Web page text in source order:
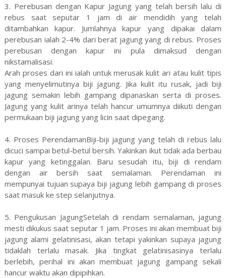
3. Perebusan dengan Kapur Jagung yang telah bersih lalu di
rebus saat seputar 1 jam di air mendidih yang telah
ditambahkan kapur. Jumlahnya kapur yang dipakai dalam
perebusan ialah 2-4% dari berat jagung yang di rebus. Proses
perebusan dengan kapur ini pula dimaksud dengan
nikstamalisasi.
Arah proses dari ini ialah untuk merusak kulit ari atau kulit tipis
yang menyelimutinya biji jagung. Jika kulit itu rusak, jadi biji
jagung semakin lebih gampang dipanaskan serta di proses.
Jagung yang kulit arinya telah hancur umumnya diikuti dengan
permukaan biji jagung yang licin saat dipegang.
4. Proses PerendamanBiji-biji jagung yang telah di rebus lalu
dicuci sampai betul-betul bersih. Yakinkan ikut tidak ada berbau
kapur yang ketinggalan. Baru sesudah itu, biji di rendam
dengan air bersih saat semalaman. Perendaman ini
mempunyai tujuan supaya biji jagung lebih gampang di proses
saat masuk ke step selanjutnya.
5. Pengukusan JagungSetelah di rendam semalaman, jagung
mesti dikukus saat seputar 1 jam. Proses ini akan membuat biji
jagung alami gelatinisasi, akan tetapi yakinkan supaya jagung
tidaklah terlalu masak. Jika tingkat gelatinisasinya terlalu
berlebih, perihal ini akan membuat jagung gampang sekali
hancur waktu akan dipipihkan.